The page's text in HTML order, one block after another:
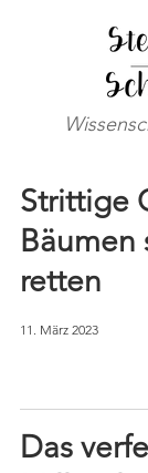
Strittige
Bäumen
retten
11. März 2023
Das